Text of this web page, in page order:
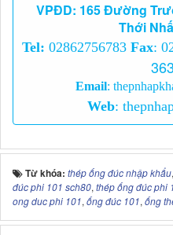
VPĐD: 165 Đường
Thới
Tel: 02862756783 Fax:
Email:
Web:
Từ khóa: thép ống đúc nhập khẩu,
đúc phi 101 sch80, thép ống đúc phi
ong duc phi 101, ống đúc 101, ống